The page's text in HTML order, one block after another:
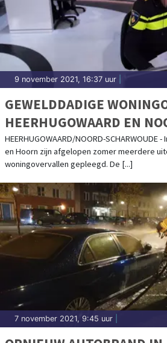
9 november 2021, 16:37 uur
GEWELDDADIGE
HEERHUGOWAARD EN
SCHARWOUDE IN
HEERHUGOWAARD/NOORD-
en Hoorn zijn afgelopen zomer meerdere
woningovervallen gepleegd. De [...]
7 november 2021, 9:45 uur